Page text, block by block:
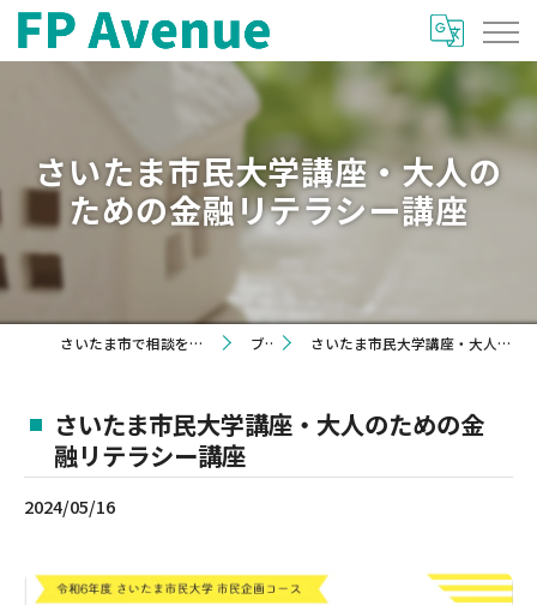
さいたま市民大学講座・大人の
ための金融リテラシー講座
さいたま市で相談を希望するならFP Avenue ブログ さいたま市民大学講座・大人のための金融リテラシー講座
さいたま市民大学講座・大人のための金
融リテラシー講座
2024/05/16